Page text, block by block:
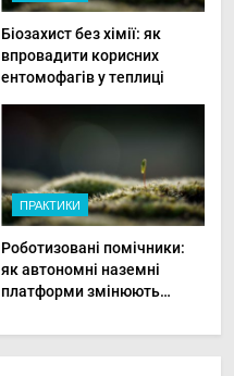
Біозахист без хімії: як
впровадити корисних
ентомофагів у теплиці
ПРАКТИКИ
Роботизовані помічники:
як автономні наземні
платформи змінюють
овочами